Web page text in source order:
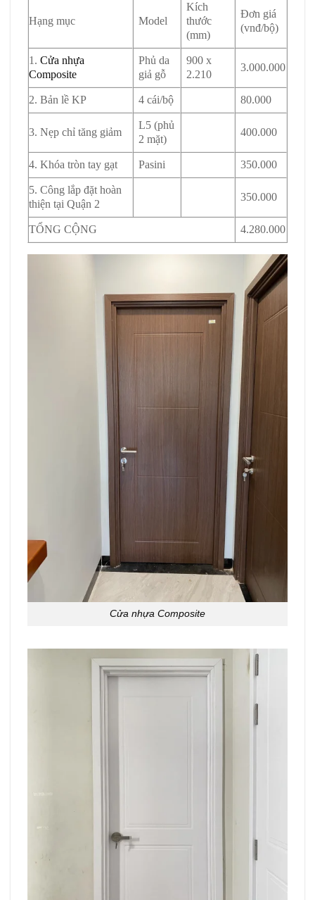
Hạng mục Model
Kích
thước
(mm)
Đơn giá
(vnđ/bộ)
1. Cửa nhựa
Composite
Phủ da
giả gỗ
900 x
2.210
3.000.000
2. Bản lề KP 4 cái/bộ 80.000
3. Nẹp chỉ tăng giảm
L5 (phủ
2 mặt)
400.000
4. Khóa tròn tay gạt Pasini 350.000
5. Công lắp đặt hoàn
thiện tại Quận 2
350.000
TỔNG CỘNG 4.280.000
Cửa nhựa Composite